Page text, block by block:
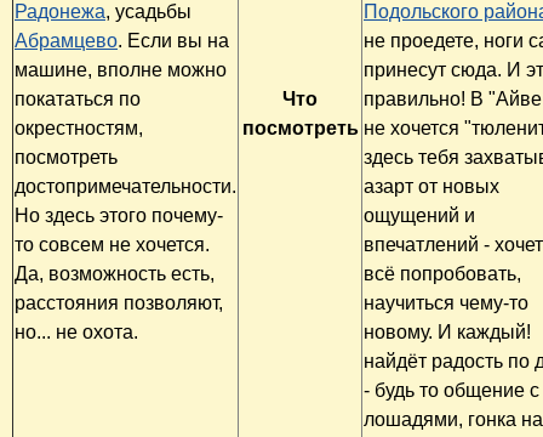
Радонежа, усадьбы
Абрамцево. Если вы на
машине, вполне можно
покататься по
окрестностям,
посмотреть
достопримечательности.
Но здесь этого почему-
то совсем не хочется.
Да, возможность есть,
расстояния позволяют,
но... не охота.
Что
посмотреть
Подольского
не проедете, ноги
принесут сюда. И
правильно! В
не хочется
здесь тебя
азарт от новых
ощущений и
впечатлений -
всё попробовать,
научиться чему-то
новому. И каждый!
найдёт радость по
- будь то общение с
лошадями, гонка на